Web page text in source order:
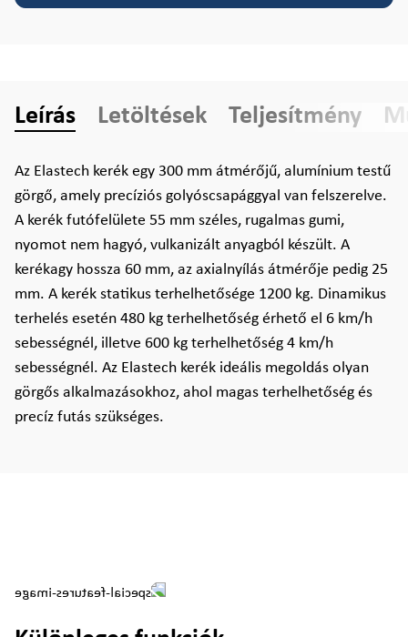
Leírás Letöltések Teljesítmény
Az Elastech kerék egy 300 mm átmérőjű, alumínium testű
görgő, amely precíziós golyóscsapággyal van felszerelve.
A kerék futófelülete 55 mm széles, rugalmas gumi,
nyomot nem hagyó, vulkanizált anyagból készült. A
kerékagy hossza 60 mm, az axialnyílás átmérője pedig 25
mm. A kerék statikus terhelhetősége 1200 kg. Dinamikus
terhelés esetén 480 kg terhelhetőség érhető el 6 km/h
sebességnél, illetve 600 kg terhelhetőség 4 km/h
sebességnél. Az Elastech kerék ideális megoldás olyan
görgős alkalmazásokhoz, ahol magas terhelhetőség és
precíz futás szükséges.